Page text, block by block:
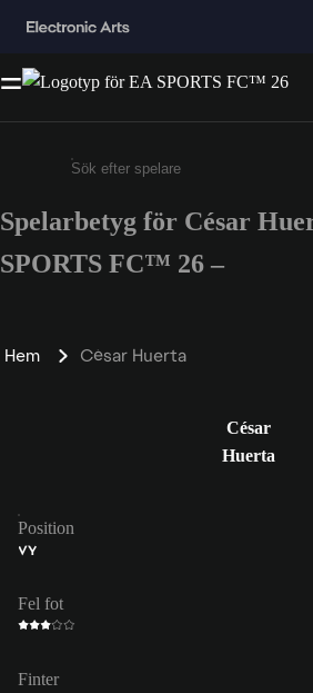
Ange minst 3 tecken eller
Spelarbetyg för César
SPORTS FC™ 26 –
Hem César Huerta
César
Huerta
Position
VY
Fel fot
Finter